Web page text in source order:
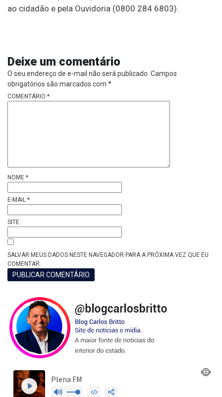
ao cidadão e pela Ouvidoria (0800 284 6803).
Deixe um comentário
O seu endereço de e-mail não será publicado. Campos
obrigatórios são marcados com *
COMENTÁRIO *
NOME *
E-MAIL *
SITE
SALVAR MEUS DADOS NESTE NAVEGADOR PARA A PRÓXIMA VEZ QUE EU
COMENTAR.